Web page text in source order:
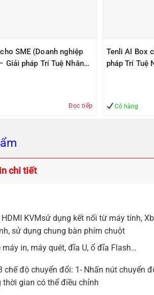
SME (Doanh nghiệp
Giải pháp Trí Tuệ Nhân
Đọc tiếp
Tenli AI Box
pháp Trí Tuệ
Có hàng
chi tiết
KVMsử dụng kết nối từ máy tính,
sử dụng chung bàn phím chuột
máy in, máy quét, đĩa U, ổ đĩa Flash…
chế độ chuyển đổi: 1- Nhấn nút chuyển
thời gian có thể điều chỉnh